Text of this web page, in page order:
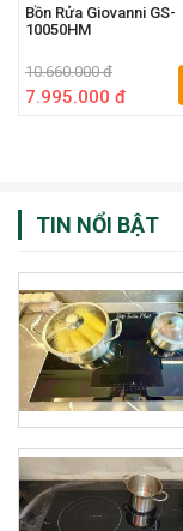
Bồn Rửa Giovanni GS-
10050HM
10.660.000 đ
7.995.000 đ
TIN NỔI BẬT